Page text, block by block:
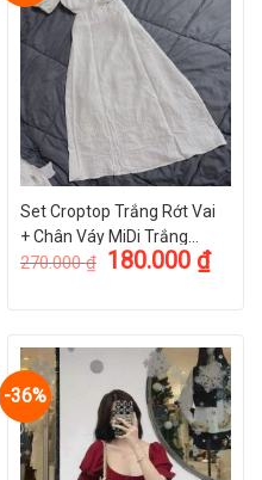
Set Croptop Trắng Rớt Vai
+ Chân Váy MiDi Trắng
ST002
270.000₫ 180.000 ₫
-36%